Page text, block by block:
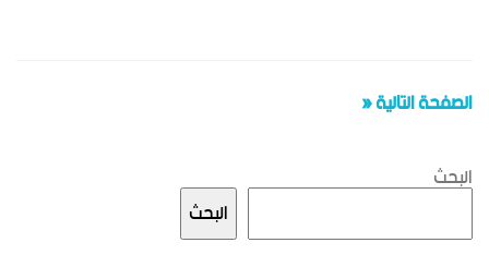
الصفحة التالية «
البحث
البحث